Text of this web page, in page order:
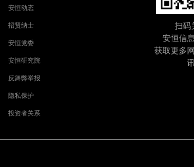
扫码
安恒信
获取更多
安恒动态
招贤纳士
安恒党委
安恒研究院
反舞弊举报
隐私保护
投资者关系